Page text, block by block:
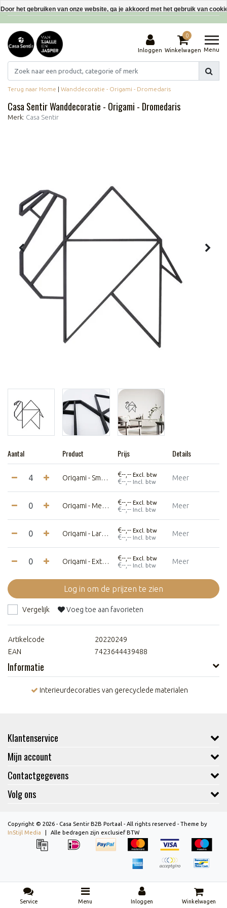
Interieurdecoraties van gerecyclede materialen
Inloggen
0
Winkelwagen Menu
Terug naar Home | Wanddecoratie - Origami - Dromedaris
Casa Sentir Wanddecoratie - Origami - Dromedaris
Merk: Casa Sentir
Aantal Product Prijs Details
Origami - Small - Dromedaris €--,-- Excl. btw
€--,-- Incl. btw Meer
Origami - Medium - Dromedaris €--,-- Excl. btw
€--,-- Incl. btw Meer
Origami - Large- Dromedaris €--,-- Excl. btw
€--,-- Incl. btw Meer
Origami - Extra large- Dromedaris €--,-- Excl. btw
€--,-- Incl. btw Meer
Log in om de prijzen te zien
Vergelijk Voeg toe aan favorieten
Artikelcode
20220249
EAN
7423644439488
Informatie
Interieurdecoraties van gerecyclede materialen
Klantenservice
Mijn account
Contactgegevens
Volg ons
Copyright © 2026 - Casa Sentir B2B Portaal - All rights reserved - Theme by
InStijl Media
Alle bedragen zijn exclusief BTW
Service Menu Inloggen Winkelwagen
Door het gebruiken van onze website, ga je akkoord met het gebruik van